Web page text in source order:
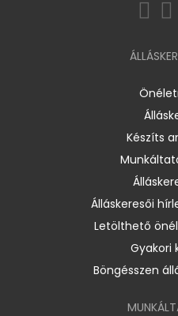
Készíts
Álláskeresői
Letölthető
Gyakori
Böngésszen